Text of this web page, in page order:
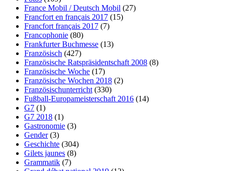
France Mobil / Deutsch Mobil (27)
Francfort en français 2017 (15)
Francfort français 2017 (7)
Francophonie (80)
Frankfurter Buchmesse (13)
Französisch (427)
Französische Ratspräsidentschaft 2008 (8)
Französische Woche (17)
Französische Wochen 2018 (2)
Französischunterricht (330)
Fußball-Europameisterschaft 2016 (14)
G7 (1)
G7 2018 (1)
Gastronomie (3)
Gender(3)
Geschichte (304)
Gilets jaunes (8)
Grammatik (7)